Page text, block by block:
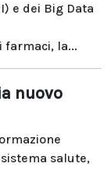
e dei Big Data
la...
nuovo
salute,